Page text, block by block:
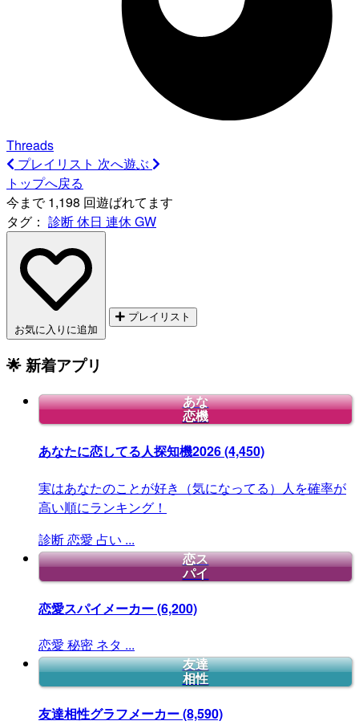
Threads
プレイリスト 次へ遊ぶ
トップへ戻る
今まで 1,198 回遊ばれてます
タグ： 診断休日 連休GW
お気に入りに追加
プレイリスト
🌟 新着アプリ
あな
恋機
あなたに恋してる人探知機2026(4,450)
実はあなたのことが好き（気になってる）人を確率が
高い順にランキング！
診断恋愛 占い ...
恋ス
パイ
恋愛スパイメーカー(6,200)
恋愛 秘密 ネタ ...
友達
相性
友達相性グラフメーカー(8,590)